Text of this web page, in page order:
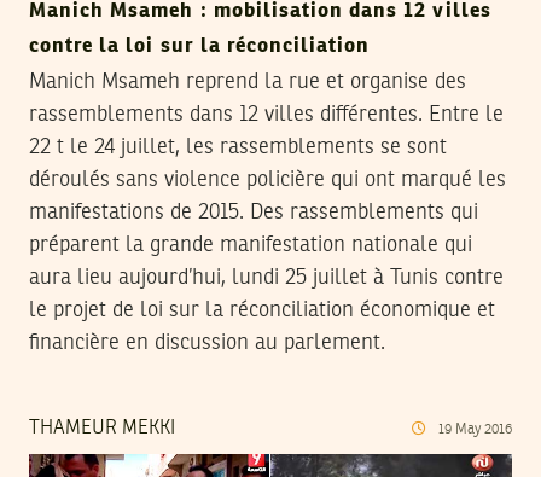
Manich Msameh : mobilisation dans 12 villes
contre la loi sur la réconciliation
Manich Msameh reprend la rue et organise des
rassemblements dans 12 villes différentes. Entre le
22 t le 24 juillet, les rassemblements se sont
déroulés sans violence policière qui ont marqué les
manifestations de 2015. Des rassemblements qui
préparent la grande manifestation nationale qui
aura lieu aujourd’hui, lundi 25 juillet à Tunis contre
le projet de loi sur la réconciliation économique et
financière en discussion au parlement.
THAMEUR MEKKI 19 May 2016